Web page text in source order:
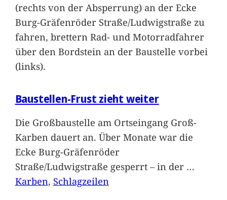
(rechts von der Absperrung) an der Ecke
Burg-Gräfenröder Straße/Ludwigstraße zu
fahren, brettern Rad- und Motorradfahrer
über den Bordstein an der Baustelle vorbei
(links).
Baustellen-Frust zieht weiter
Die Großbaustelle am Ortseingang Groß-
Karben dauert an. Über Monate war die
Ecke Burg-Gräfenröder
Straße/Ludwigstraße gesperrt – in der …
Karben, Schlagzeilen